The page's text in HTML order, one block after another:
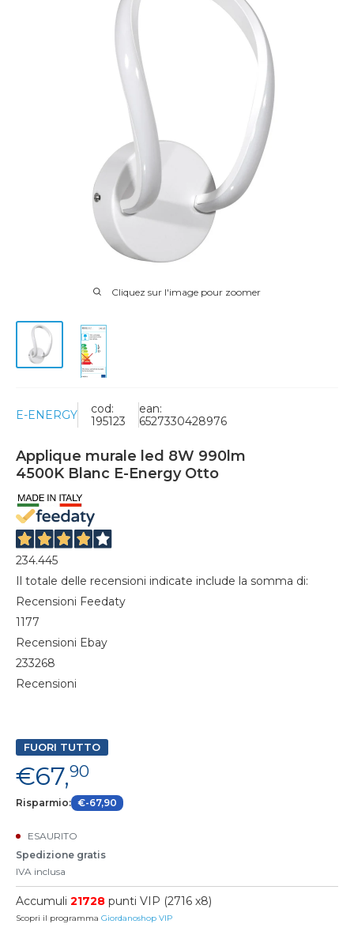
Cliquez sur l'image pour zoomer
E-ENERGY
cod:
195123
ean:
6527330428976
Applique murale led 8W 990lm
4500K Blanc E-Energy Otto
234.445
Il totale delle recensioni indicate include la somma di:
Recensioni Feedaty
1177
Recensioni Ebay
233268
Recensioni
FUORI TUTTO
€67,90
Risparmio: €-67,90
ESAURITO
Spedizione gratis
IVA inclusa
Accumuli 21728 punti VIP (2716 x8)
Scopri il programma Giordanoshop VIP